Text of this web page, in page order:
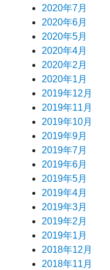
2020年7月
2020年6月
2020年5月
2020年4月
2020年2月
2020年1月
2019年12月
2019年11月
2019年10月
2019年9月
2019年7月
2019年6月
2019年5月
2019年4月
2019年3月
2019年2月
2019年1月
2018年12月
2018年11月